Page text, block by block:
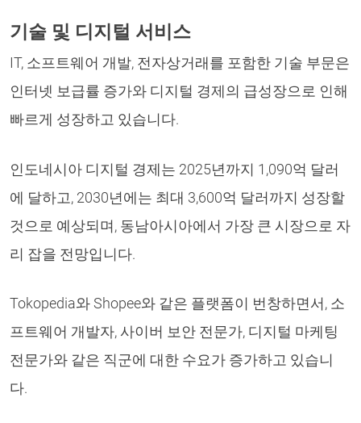
기술 및 디지털 서비스
IT, 소프트웨어 개발, 전자상거래를 포함한 기술 부문은
인터넷 보급률 증가와 디지털 경제의 급성장으로 인해
빠르게 성장하고 있습니다.
인도네시아 디지털 경제는 2025년까지 1,090억 달러
에 달하고, 2030년에는 최대 3,600억 달러까지 성장할
것으로 예상되며, 동남아시아에서 가장 큰 시장으로 자
리 잡을 전망입니다.
Tokopedia와 Shopee와 같은 플랫폼이 번창하면서, 소
프트웨어 개발자, 사이버 보안 전문가, 디지털 마케팅
전문가와 같은 직군에 대한 수요가 증가하고 있습니
다.